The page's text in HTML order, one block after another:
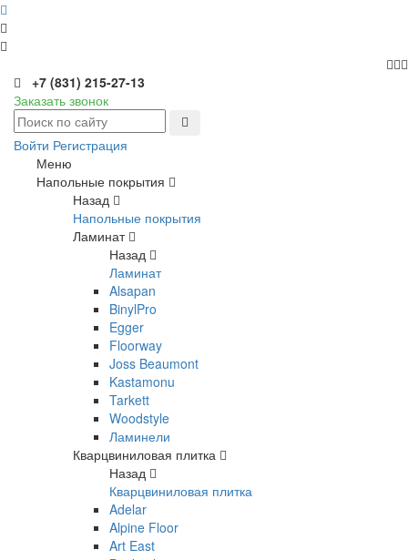
+7 (831) 215-27-13
Заказать звонок
Войти Регистрация
Меню
Напольные покрытия
Назад
Напольные покрытия
Ламинат
Назад
Ламинат
Alsapan
BinylPro
Egger
Floorway
Joss Beaumont
Kastamonu
Tarkett
Woodstyle
Ламинели
Кварцвиниловая плитка
Назад
Кварцвиниловая плитка
Adelar
Alpine Floor
Art East